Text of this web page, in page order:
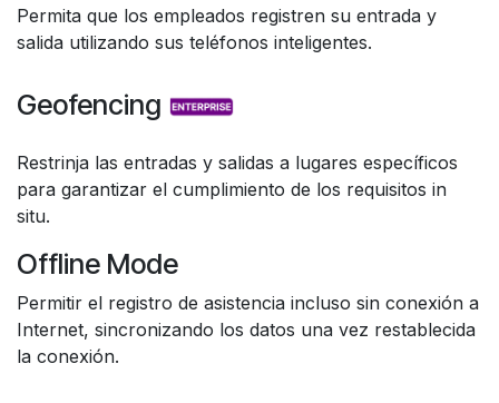
Permita que los empleados registren su entrada y
salida utilizando sus teléfonos inteligentes.
Geofencing
Restrinja las entradas y salidas a lugares específicos
para garantizar el cumplimiento de los requisitos in
situ.
Offline Mode
Permitir el registro de asistencia incluso sin conexión a
Internet, sincronizando los datos una vez restablecida
la conexión.